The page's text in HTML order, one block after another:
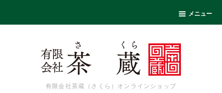
メニュー
有限会社茶蔵（さくら）オンラインショップ